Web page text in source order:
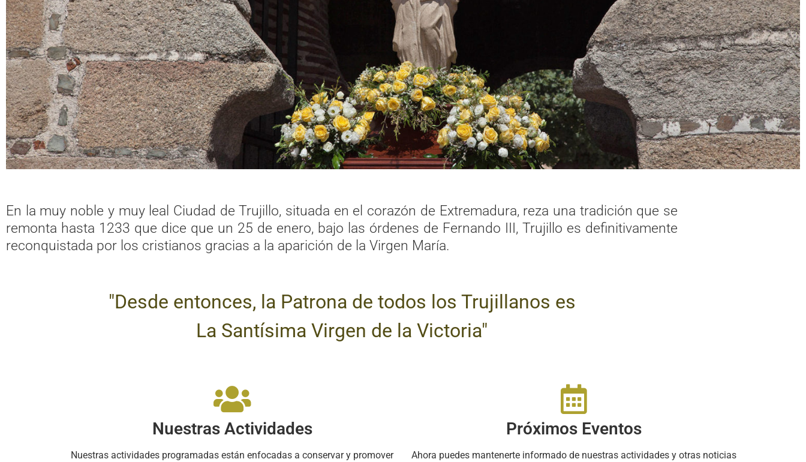
En la muy noble y muy leal Ciudad de Trujillo, situada en el corazón de Extremadura, reza una tradición que se
remonta hasta 1233 que dice que un 25 de enero, bajo las órdenes de Fernando III, Trujillo es definitivamente
reconquistada por los cristianos gracias a la aparición de la Virgen María.
"Desde entonces, la Patrona de todos los Trujillanos es
La Santísima Virgen de la Victoria"
Nuestras Actividades
Nuestras actividades programadas están enfocadas a conservar y promover
Próximos Eventos
Ahora puedes mantenerte informado de nuestras actividades y otras noticias